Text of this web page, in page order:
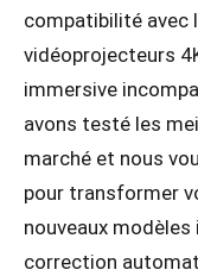
compatibilité avec
vidéoprojecteurs
immersive
avons testé les
marché et nous
pour transformer
nouveaux
correction